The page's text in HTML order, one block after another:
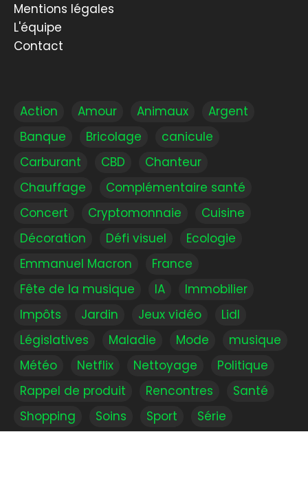
Mentions légales
L'équipe
Contact
Action Amour Animaux
Argent
Banque
Bricolage
canicule
Carburant
CBD
Chanteur
Chauffage
Complémentaire santé
Concert
Cryptomonnaie
Cuisine
Décoration
Défi visuel
Ecologie
Emmanuel Macron
France
Fête de la musique
IA
Immobilier
Impôts
Jardin Jeux vidéo
Lidl
Législatives
Maladie Mode
musique
Météo
Netflix Nettoyage
Politique
Rappel de produit
Rencontres
Santé
Shopping
Soins Sport
Série